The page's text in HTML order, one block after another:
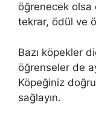
öğrenecek olsa
tekrar, ödül ve
Bazı köpekler
öğrenseler de
Köpeğiniz
sağlayın.